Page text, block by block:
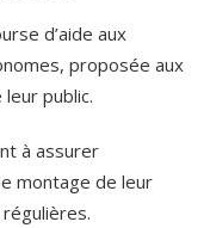
d’aide aux
proposée aux
public.
à assurer
montage de leur